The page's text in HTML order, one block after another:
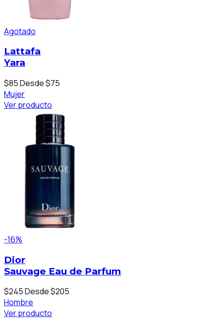
Agotado
Lattafa
Yara
$85Desde $75
Mujer
Ver producto
-16%
Dior
Sauvage Eau de Parfum
$245Desde $205
Hombre
Ver producto